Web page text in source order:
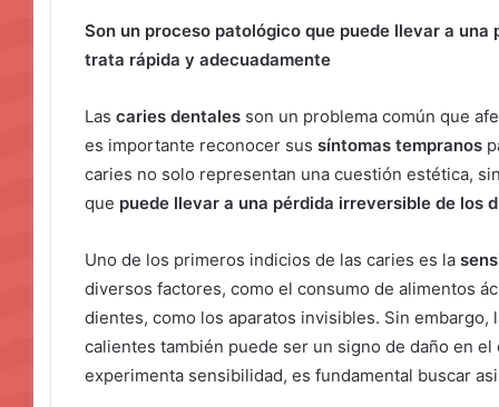
Son un proceso patológico que puede llevar a
trata rápida y adecuadamente
Las caries dentales son un problema común que
es importante reconocer sus síntomas tempranos
caries no solo representan una cuestión estética,
que puede llevar a una pérdida irreversible de los
Uno de los primeros indicios de las caries es la
diversos factores, como el consumo de alimentos
dientes, como los aparatos invisibles. Sin
calientes también puede ser un signo de daño en
experimenta sensibilidad, es fundamental buscar